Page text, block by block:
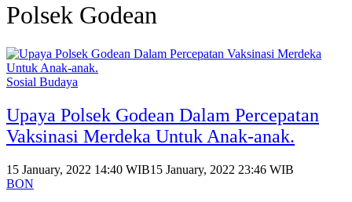
Polsek Godean
Sosial Budaya
Upaya Polsek Godean Dalam Percepatan
Vaksinasi Merdeka Untuk Anak-anak.
15 January, 2022 14:40 WIB15 January, 2022 23:46 WIB
BON